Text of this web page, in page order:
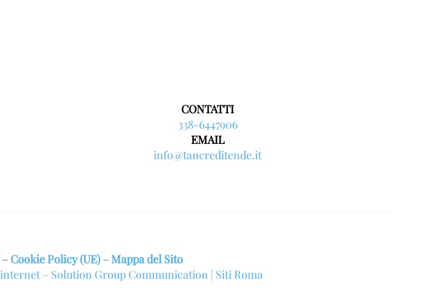
CONTATTI
338-6447906
EMAIL
info@tancreditende.it
Cookie Policy (UE)–Mappa del Sito
– Solution Group Communication Siti Roma